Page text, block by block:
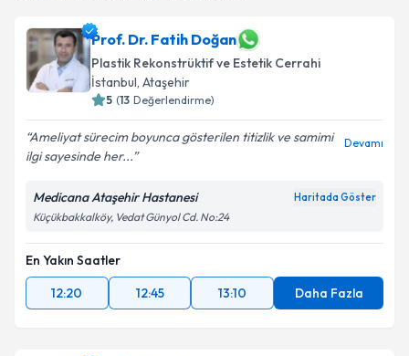
bilgilendireceğiz.
E-posta Adresiniz
Kişisel verilerimin işlenmesine ilişkin
kapsamda işlenmesini kabul ediyorum.
Takvim Talebini Gönder
Prof. Dr. Fatih Doğan
Plastik Rekonstrüktif ve Estetik Cerrahi
İstanbul, Ataşehir
5 (13 Değerlendirme)
Ameliyat sürecim boyunca gösterilen titizlik ve samimi
ilgi sayesinde her...
Devamı
Medicana Ataşehir Hastanesi Haritada Göster
Küçükbakkalköy, Vedat Günyol Cd. No:24
En Yakın Saatler
12:20
12:45 13:10 Daha Fazla